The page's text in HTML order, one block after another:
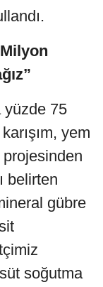
yüzde 75
yem
belirten
gübre
soğutma